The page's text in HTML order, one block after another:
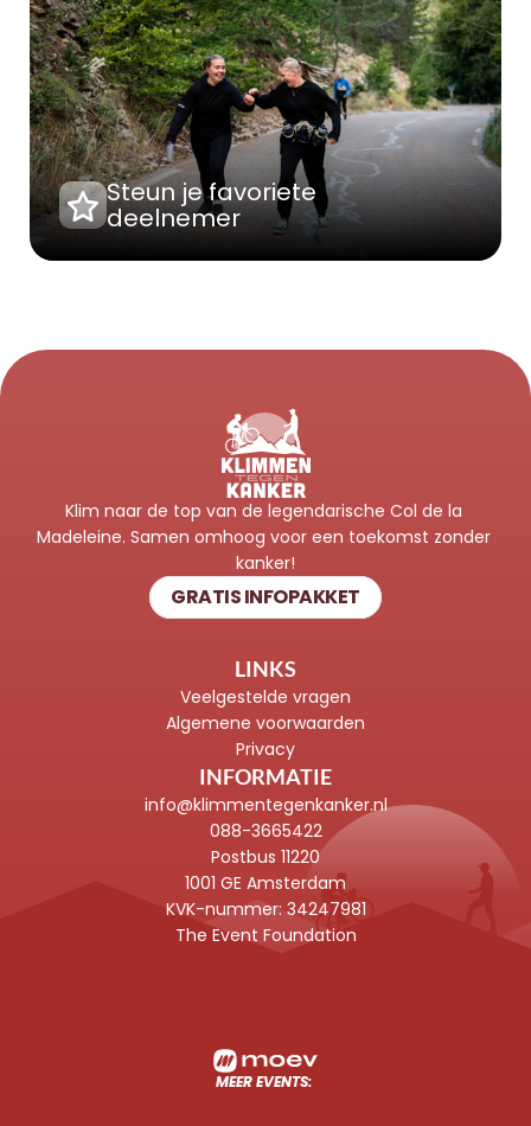
Steun je favoriete
deelnemer
Klim naar de top van de legendarische Col de la
Madeleine. Samen omhoog voor een toekomst zonder
kanker!
GRATIS INFOPAKKET
LINKS
Veelgestelde vragen
Algemene voorwaarden
Privacy
INFORMATIE
info@klimmentegenkanker.nl
088-3665422
Postbus 11220
1001 GE Amsterdam
KVK-nummer: 34247981
The Event Foundation
MEER EVENTS: